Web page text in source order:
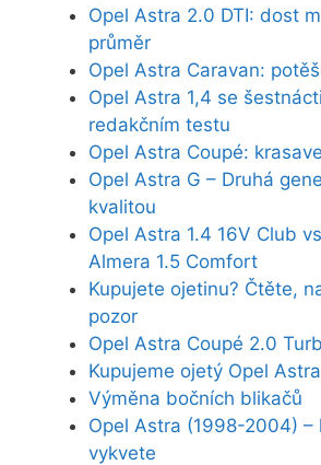
Opel Astra 2.0 DTI: dost
průměr
Opel Astra Caravan:
Opel Astra 1,4 se
redakčním testu
Opel Astra Coupé:
Opel Astra G – Druhá
kvalitou
Opel Astra 1.4 16V Club
Almera 1.5 Comfort
Kupujete ojetinu? Čtěte,
pozor
Opel Astra Coupé 2.0
Kupujeme ojetý Opel
Výměna bočních blikačů
Opel Astra (1998-2004) –
vykvete